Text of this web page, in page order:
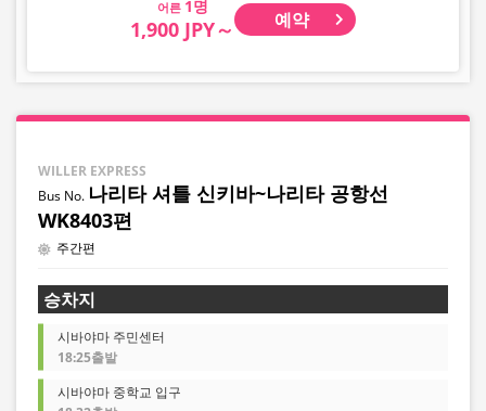
어른
1,900 JPY～ 예약
WILLER EXPRESS
나리타 셔틀 신키바~나리타 공항선
WK8403편
주간편
승차지
시바야마 주민센터
18:25출발
시바야마 중학교 입구